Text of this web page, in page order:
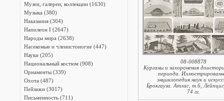
Музеи, галереи, коллекции (1630)
Музыка (380)
Наказания (304)
Наполеон I (2647)
Народы мира (2638)
Насекомые и членистоногие (447)
Науки (205)
Национальный костюм (908)
Орнаменты (339)
Охота (487)
Пейзажи (3017)
Письменность (711)
08-008878
Курганы и захоронения
периода.
энциклопедия наук и
Брокгауза. Атлас, т.6,
74 гг.